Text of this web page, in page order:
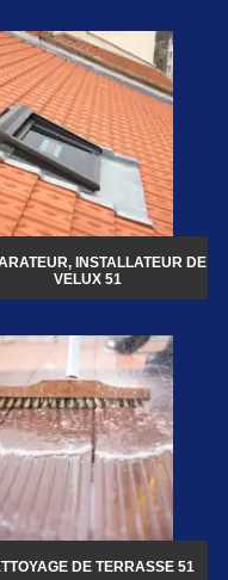
INSTALLATEUR DE
VELUX 51
DE TERRASSE 51